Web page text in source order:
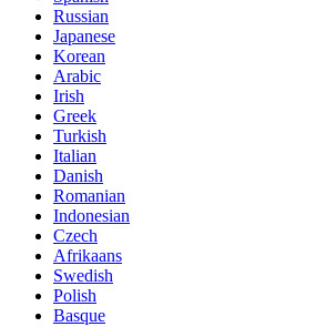
Russian
Japanese
Korean
Arabic
Irish
Greek
Turkish
Italian
Danish
Romanian
Indonesian
Czech
Afrikaans
Swedish
Polish
Basque